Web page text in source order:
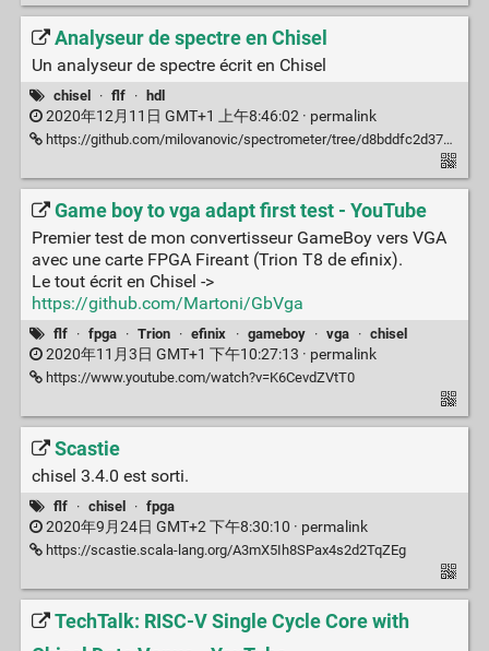
Analyseur de spectre en Chisel
Un analyseur de spectre écrit en Chisel
chisel · flf · hdl
2020年12月11日 GMT+1 上午8:46:02 · permalink
https://github.com/milovanovic/spectrometer/tree/d8bddfc2d3727c3eb052c5833dee2a61e9cc2a4a
Game boy to vga adapt first test - YouTube
Premier test de mon convertisseur GameBoy vers VGA
avec une carte FPGA Fireant (Trion T8 de efinix).
Le tout écrit en Chisel ->
https://github.com/Martoni/GbVga
flf · fpga · Trion · efinix · gameboy · vga · chisel
2020年11月3日 GMT+1 下午10:27:13 · permalink
https://www.youtube.com/watch?v=K6CevdZVtT0
Scastie
chisel 3.4.0 est sorti.
flf · chisel · fpga
2020年9月24日 GMT+2 下午8:30:10 · permalink
https://scastie.scala-lang.org/A3mX5Ih8SPax4s2d2TqZEg
TechTalk: RISC-V Single Cycle Core with